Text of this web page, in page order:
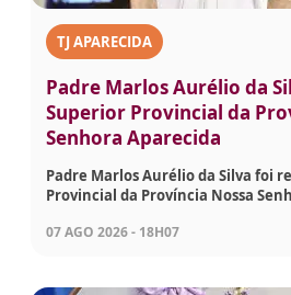
TJ APARECIDA
Padre Marlos Aurélio da
Superior Provincial da
Senhora Aparecida
Padre Marlos Aurélio da Silva foi
Provincial da Província Nossa
07 AGO 2026 - 18H07